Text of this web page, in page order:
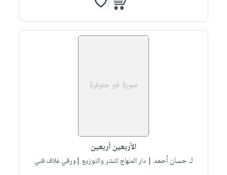
الأربعين أربعين
لـ حسان أحمد | دار المنهاج للنشر والتوزيع |ورقي غلاف فني